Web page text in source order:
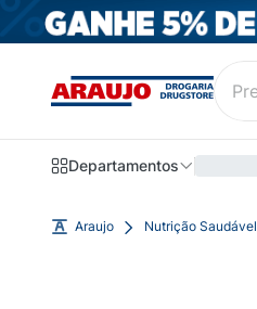
Departamentos
Araujo Nutrição Saudável